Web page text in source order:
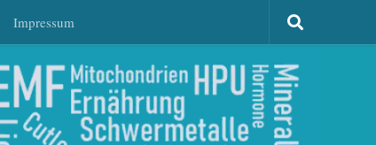
Impressum